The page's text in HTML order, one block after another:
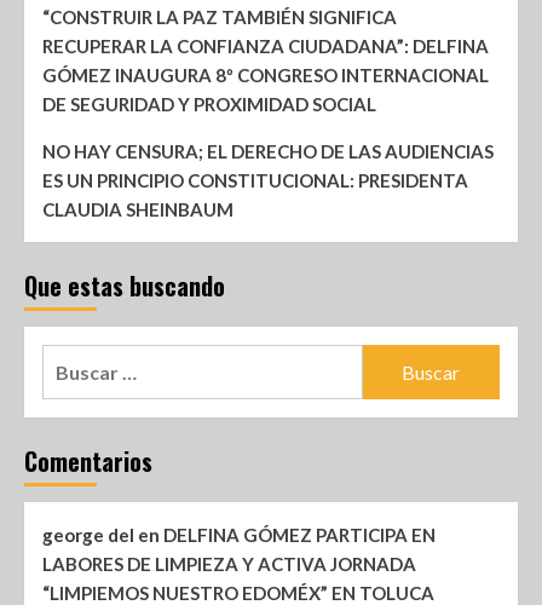
“CONSTRUIR LA PAZ TAMBIÉN SIGNIFICA
RECUPERAR LA CONFIANZA CIUDADANA”: DELFINA
GÓMEZ INAUGURA 8º CONGRESO INTERNACIONAL
DE SEGURIDAD Y PROXIMIDAD SOCIAL
NO HAY CENSURA; EL DERECHO DE LAS AUDIENCIAS
ES UN PRINCIPIO CONSTITUCIONAL: PRESIDENTA
CLAUDIA SHEINBAUM
Que estas buscando
Comentarios
george del en DELFINA GÓMEZ PARTICIPA EN
LABORES DE LIMPIEZA Y ACTIVA JORNADA
“LIMPIEMOS NUESTRO EDOMÉX” EN TOLUCA